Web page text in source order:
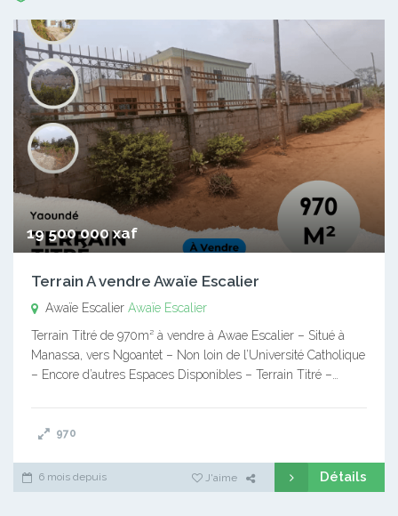
19 500 000 xaf
Terrain A vendre Awaïe Escalier
Awaïe Escalier Awaïe Escalier
Terrain Titré de 970m² à vendre à Awae Escalier – Situé à
Manassa, vers Ngoantet – Non loin de l’Université Catholique
– Encore d’autres Espaces Disponibles – Terrain Titré –…
970
6 mois depuis J'aime Détails